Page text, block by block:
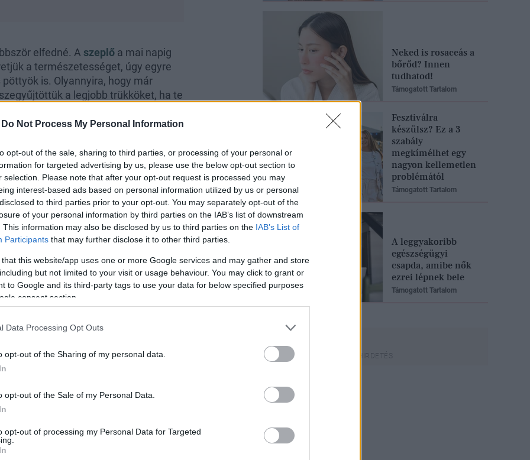
Do Not Process My Personal Information
opt-out of the sale, sharing to third parties, or processing of your personal or
for targeted advertising by us, please use the below opt-out section to
selection. Please note that after your opt-out request is processed you may
interest-based ads based on personal information utilized by us or personal
to third parties prior to your opt-out. You may separately opt-out of the
of your personal information by third parties on the IAB’s list of downstream
This information may also be disclosed by us to third parties on the IAB’s List of
Participants that may further disclose it to other third parties.
that this website/app uses one or more Google services and may gather and store
but not limited to your visit or usage behaviour. You may click to grant or
to Google and its third-party tags to use your data for below specified purposes
consent section.
Data Processing Opt Outs
opt-out of the Sharing of my personal data.
opt-out of the Sale of my Personal Data.
opt-out of processing my Personal Data for Targeted
elfedné. A szeplő a mai napig
a természetességet, úgy egyre
is. Olyannyira, hogy már
a legjobb trükköket, ha te
szeretnéd hangsúlyosabbá tenni
fontos, hogy megfigyeld,
elkezdesz pöttyöket rajzolni az
hogy smink van rajtad. Ha ez a
vágysz, figyelj oda erre a három
orrokon talán koncentráltabbak, ez
orcákon és a homlokon, sőt akár még
és halványak. Nem attól lesz tartós a
nagyon fontos a szeplők tekintetében is.
kell törekedned a tökéletességre és a
Neked is rosaceás a
bőrőd? Innen
tudhatod!
Támogatott Tartalom
Fesztiválra
készülsz? Ez a 3
szabály
megkímélhet egy
nagyon kellemetlen
problémától
Támogatott Tartalom
A leggyakoribb
egészségügyi
csapda, amibe nők
ezrei lépnek bele
Támogatott Tartalom